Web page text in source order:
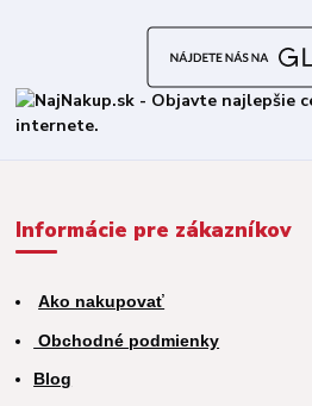
Informácie pre zákazníkov
Ako nakupovať
Obchodné podmienky
Blog